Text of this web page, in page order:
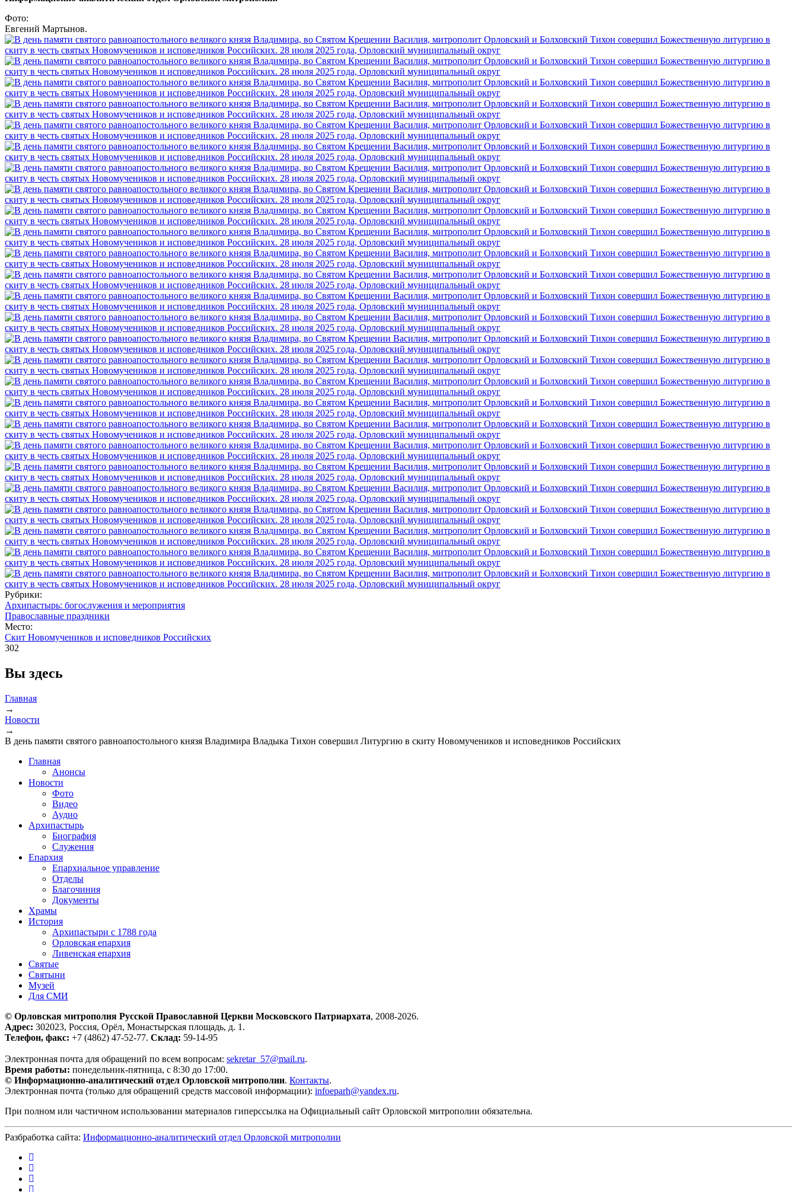
Фото:
Евгений Мартынов.
Рубрики:
Архипастырь: богослужения и мероприятия
Православные праздники
Место:
Скит Новомучеников и исповедников Российских
302
Вы здесь
Главная
→
Новости
→
В день памяти святого равноапостольного князя Владимира Владыка Тихон совершил Литургию в скиту Новомучеников и исповедников Российских
Главная
Анонсы
Новости
Фото
Видео
Аудио
Архипастырь
Биография
Служения
Епархия
Епархиальное управление
Отделы
Благочиния
Документы
Храмы
История
Архипастыри с 1788 года
Орловская епархия
Ливенская епархия
Святые
Святыни
Музей
Для СМИ
© Орловская митрополия Русской Православной Церкви Московского Патриархата, 2008-2026.
Адрес: 302023, Россия, Орёл, Монастырская площадь, д. 1.
Телефон, факс: +7 (4862) 47-52-77. Склад: 59-14-95
Электронная почта для обращений по всем вопросам: sekretar_57@mail.ru.
Время работы: понедельник-пятница, с 8:30 до 17:00.
© Информационно-аналитический отдел Орловской митрополии. Контакты.
Электронная почта (только для обращений средств массовой информации): infoeparh@yandex.ru.
При полном или частичном использовании материалов гиперссылка на Официальный сайт Орловской митрополии обязательна.
Разбработка сайта: Информационно-аналитический отдел Орловской митрополии